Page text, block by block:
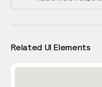
Related UI Elements